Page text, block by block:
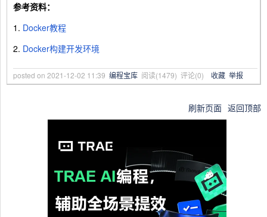
参考资料：
1. Docker教程
2. Docker构建开发环境
posted on 2021-12-02 11:39 编程宝库 阅读(1479) 评论(0) 收藏 举报
刷新页面 返回顶部